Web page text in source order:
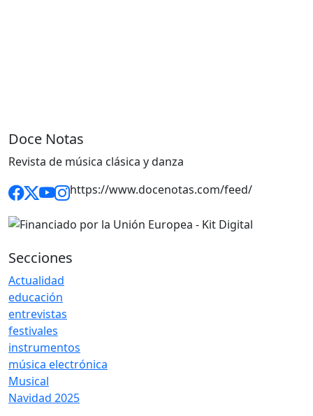
Doce Notas
Revista de música clásica y danza
https://www.docenotas.com/feed/
Secciones
Actualidad
educación
entrevistas
festivales
instrumentos
música electrónica
Musical
Navidad 2025